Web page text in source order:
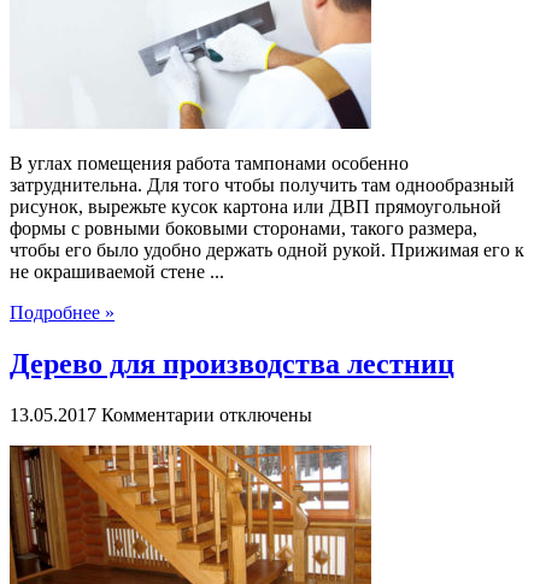
шпаклевки:
техника
нанесения
краски
В углах помещения работа тампонами особенно
затруднительна. Для того чтобы получить там однообразный
рисунок, вырежьте кусок картона или ДВП прямоугольной
формы с ровными боковыми сторонами, такого размера,
чтобы его было удобно держать одной рукой. Прижимая его к
не окрашиваемой стене ...
Подробнее »
Дерево для производства лестниц
13.05.2017 Комментарии к
Дерево
для
производства
лестниц
отключены